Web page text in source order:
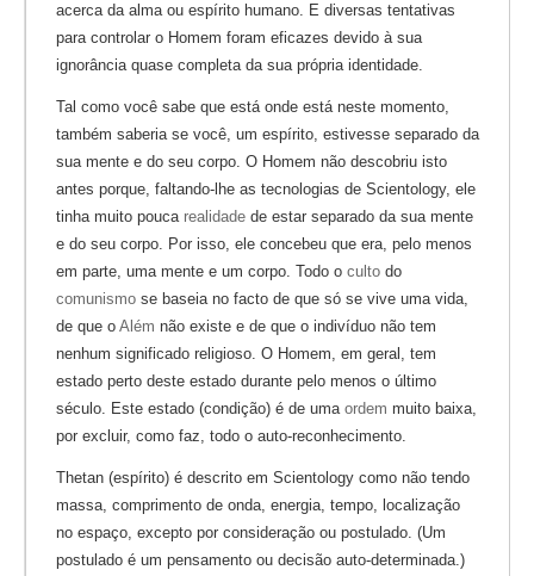
acerca da alma ou espírito humano. E diversas tentativas
para controlar o Homem foram eficazes devido à sua
ignorância quase completa da sua própria identidade.
Tal como você sabe que está onde está neste momento,
também saberia se você, um espírito, estivesse separado da
sua mente e do seu corpo. O Homem não descobriu isto
antes porque, faltando-lhe as tecnologias de Scientology, ele
tinha muito pouca realidade de estar separado da sua mente
e do seu corpo. Por isso, ele concebeu que era, pelo menos
em parte, uma mente e um corpo. Todo o culto do
comunismo se baseia no facto de que só se vive uma vida,
de que o Além não existe e de que o indivíduo não tem
nenhum significado religioso. O Homem, em geral, tem
estado perto deste estado durante pelo menos o último
século. Este estado (condição) é de uma ordem muito baixa,
por excluir, como faz, todo o auto-reconhecimento.
Thetan (espírito) é descrito em Scientology como não tendo
massa, comprimento de onda, energia, tempo, localização
no espaço, excepto por consideração ou postulado. (Um
postulado é um pensamento ou decisão auto-determinada.)